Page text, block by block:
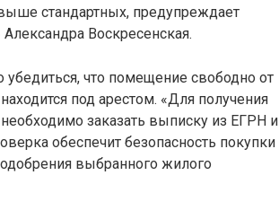
стандартных, предупреждает
Воскресенская.
что помещение свободно от
под арестом. «Для получения
заказать выписку из ЕГРН и
обеспечит безопасность покупки
выбранного жилого